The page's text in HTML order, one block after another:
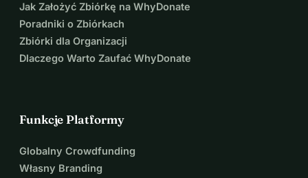
Jak Założyć Zbiórkę na WhyDonate
Poradniki o Zbiórkach
Zbiórki dla Organizacji
Dlaczego Warto Zaufać WhyDonate
Funkcje Platformy
Globalny Crowdfunding
Własny Branding